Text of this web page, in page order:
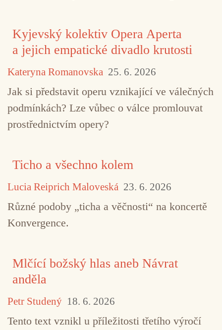
Vladimír Václavek
Kyjevský kolektiv Opera Aperta
a jejich empatické divadlo krutosti
Kateryna Romanovska 25. 6. 2026
Jak si představit operu vznikající ve válečných
podmínkách? Lze vůbec o válce promlouvat
prostřednictvím opery?
Ticho a všechno kolem
Lucia Reiprich Maloveská 23. 6. 2026
Různé podoby „ticha a věčnosti“ na koncertě
Konvergence.
Mlčící božský hlas aneb Návrat
anděla
Petr Studený 18. 6. 2026
Tento text vznikl u příležitosti třetího výročí